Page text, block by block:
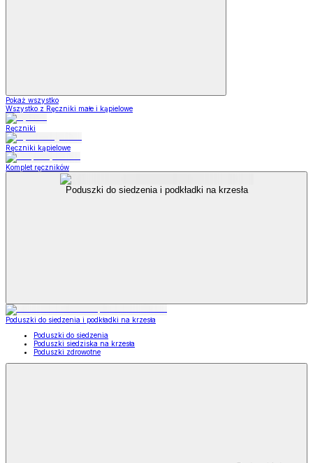
Pokaż wszystko
Wszystko z Ręczniki małe i kąpielowe
Ręczniki
Ręczniki kąpielowe
Komplet ręczników
Poduszki do siedzenia i podkładki na krzesła
Poduszki do siedzenia i podkładki na krzesła
Poduszki do siedzenia
Poduszki siedziska na krzesła
Poduszki zdrowotne